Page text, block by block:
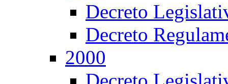
Decreto
Decreto
2000